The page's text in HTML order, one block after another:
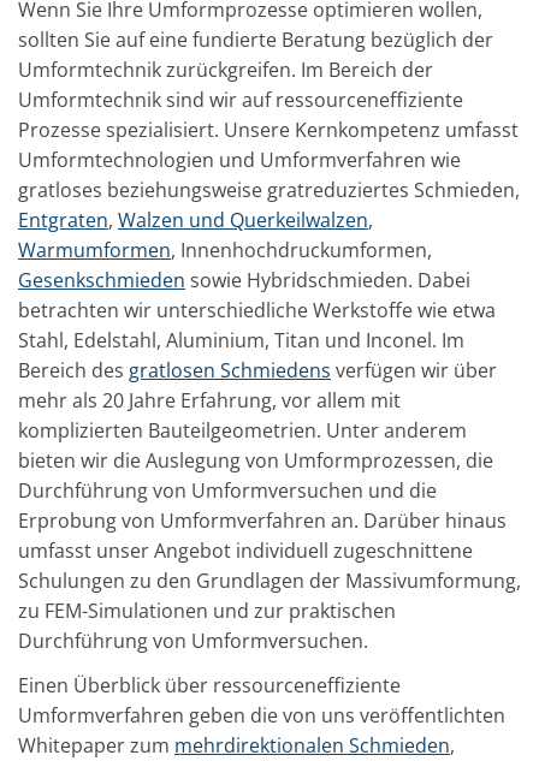
Wenn Sie Ihre Umformprozesse optimieren wollen,
sollten Sie auf eine fundierte Beratung bezüglich der
Umformtechnik zurückgreifen. Im Bereich der
Umformtechnik sind wir auf ressourceneffiziente
Prozesse spezialisiert. Unsere Kernkompetenz umfasst
Umformtechnologien und Umformverfahren wie
gratloses beziehungsweise gratreduziertes Schmieden,
Entgraten, Walzen und Querkeilwalzen,
Warmumformen, Innenhochdruckumformen,
Gesenkschmieden sowie Hybridschmieden. Dabei
betrachten wir unterschiedliche Werkstoffe wie etwa
Stahl, Edelstahl, Aluminium, Titan und Inconel. Im
Bereich des gratlosen Schmiedens verfügen wir über
mehr als 20 Jahre Erfahrung, vor allem mit
komplizierten Bauteilgeometrien. Unter anderem
bieten wir die Auslegung von Umformprozessen, die
Durchführung von Umformversuchen und die
Erprobung von Umformverfahren an. Darüber hinaus
umfasst unser Angebot individuell zugeschnittene
Schulungen zu den Grundlagen der Massivumformung,
zu FEM-Simulationen und zur praktischen
Durchführung von Umformversuchen.
Einen Überblick über ressourceneffiziente
Umformverfahren geben die von uns veröffentlichten
Whitepaper zum mehrdirektionalen Schmieden,